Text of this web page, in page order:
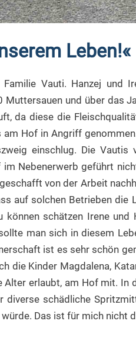
Leben!«
Vauti. Hanzej und
und über das
da diese die
Hof in Angriff
einschlug. Die
Nebenerwerb geführt
von der Arbeit
auf solchen Betrieben
schätzen Irene
man sich in diesem
ist es sehr schön
die Kinder Magdalena,
erlaubt, am Hof mit.
schädliche
Das ist für mich